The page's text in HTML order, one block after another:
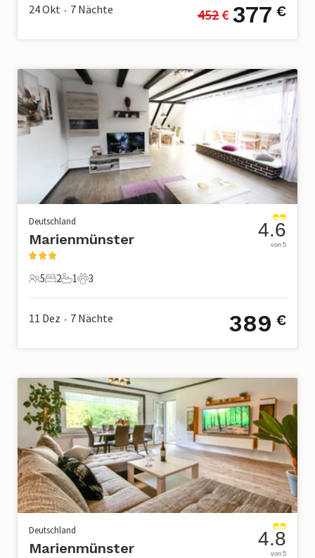
24 Okt • 7 Nächte 452 € 377 €
Deutschland
Marienmünster
5 Gäste
5
2 Schlafzimmer
2
1 Badezimmer
1
3 Haustiere
3
4.6
von 5
11 Dez • 7 Nächte 389 €
Deutschland
Marienmünster 4.8
von 5